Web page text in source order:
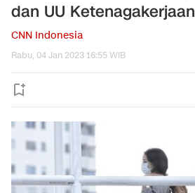
dan UU Ketenagakerjaan
CNN Indonesia
Rabu, 04 Jan 2023 16:55 WIB